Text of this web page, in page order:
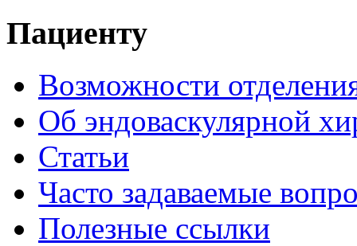
Пациенту
Возможности
Об эндоваскулярной
Статьи
Часто задаваемые
Полезные ссылки